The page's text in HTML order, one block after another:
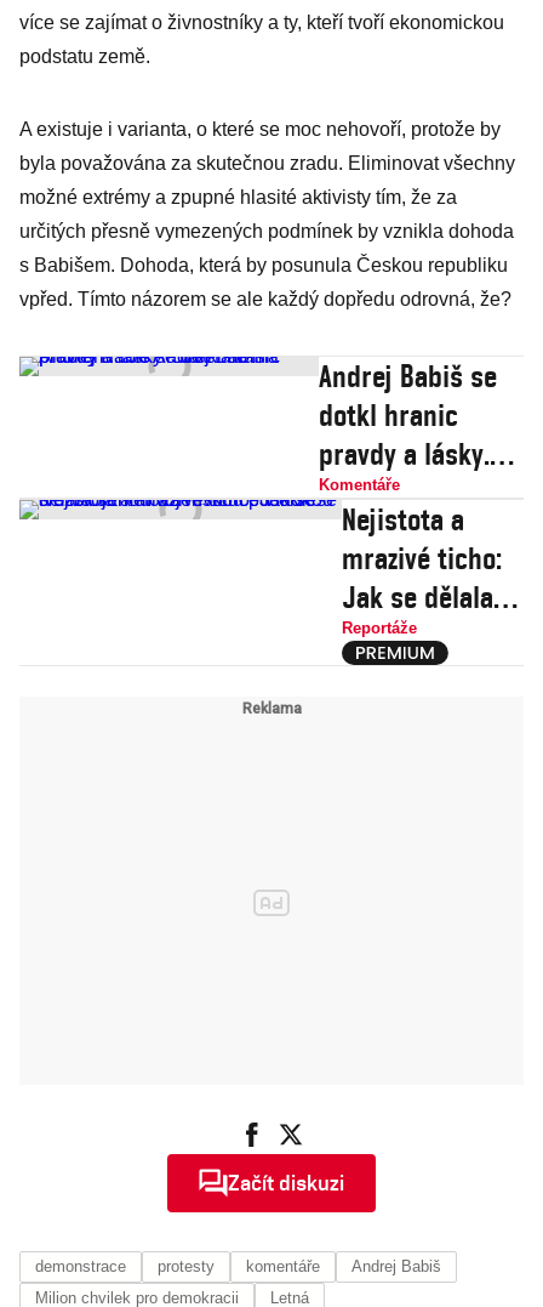
více se zajímat o živnostníky a ty, kteří tvoří ekonomickou
podstatu země.
A existuje i varianta, o které se moc nehovoří, protože by
byla považována za skutečnou zradu. Eliminovat všechny
možné extrémy a zpupné hlasité aktivisty tím, že za
určitých přesně vymezených podmínek by vznikla dohoda
s Babišem. Dohoda, která by posunula Českou republiku
vpřed. Tímto názorem se ale každý dopředu odrovná, že?
Andrej Babiš se
dotkl hranic
pravdy a lásky.
Stále ale má
problém... Je
Andrej Babiš
Komentáře
Nejistota a
mrazivé ticho:
Jak se dělala
sametová
revoluce v
Reportáže
Začít diskuzi
demonstrace protesty komentáře
Andrej Babiš
Milion chvilek pro demokracii
Letná